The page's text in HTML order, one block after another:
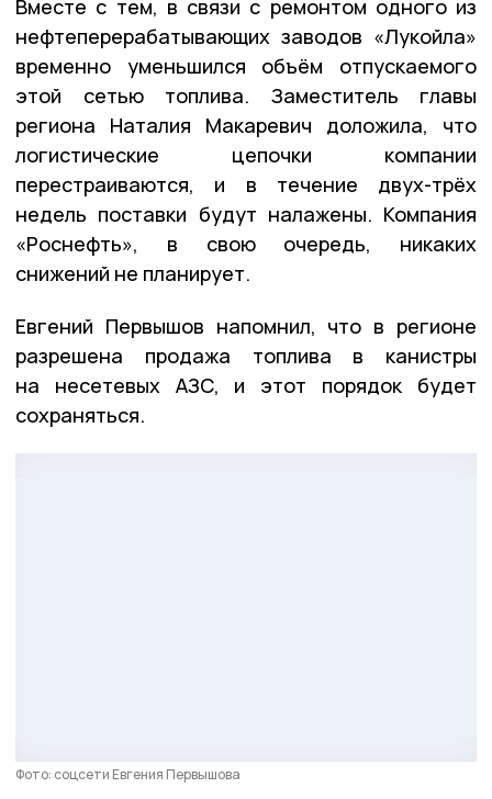
Вместе с тем, в связи с ремонтом одного из
нефтеперерабатывающих заводов «Лукойла»
временно уменьшился объём отпускаемого
этой сетью топлива. Заместитель главы
региона Наталия Макаревич доложила, что
логистические цепочки компании
перестраиваются, и в течение двух-трёх
недель поставки будут налажены. Компания
«Роснефть», в свою очередь, никаких
снижений не планирует.
Евгений Первышов напомнил, что в регионе
разрешена продажа топлива в канистры
на несетевых АЗС, и этот порядок будет
сохраняться.
Фото: соцсети Евгения Первышова